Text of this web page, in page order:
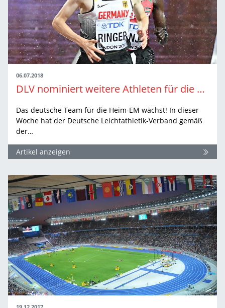
06.07.2018
DLV nominiert weitere Athleten für die EM in Berlin
Das deutsche Team für die Heim-EM wächst! In dieser
Woche hat der Deutsche Leichtathletik-Verband gemäß
der…
Artikel anzeigen